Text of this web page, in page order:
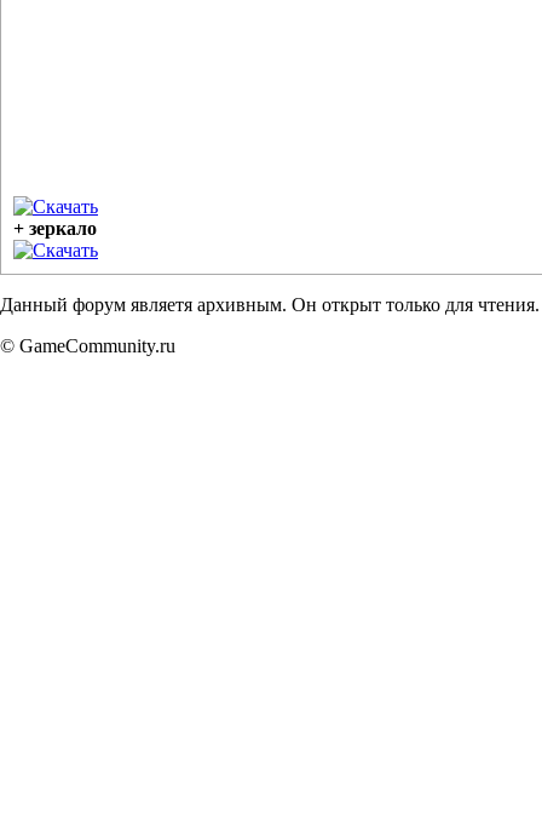
Скачать
+ зеркало
Скачать
Данный форум являетя архивным. Он открыт только для чтения.
© GameCommunity.ru